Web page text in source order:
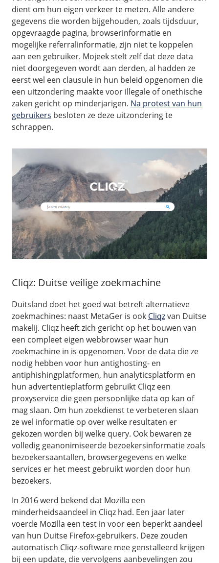
dient om hun eigen verkeer te meten. Alle andere
gegevens die worden bijgehouden, zoals tijdsduur,
opgevraagde pagina, browserinformatie en
mogelijke referralinformatie, zijn niet te koppelen
aan een gebruiker. Mojeek stelt zelf dat deze data
niet doorgegeven wordt aan derden, al hadden ze
eerst wel een clausule in hun beleid opgenomen die
een uitzondering maakte voor illegale of onethische
zaken gericht op minderjarigen. Na protest van hun
gebruikers besloten ze deze uitzondering te
schrappen.
Cliqz: Duitse veilige zoekmachine
Duitsland doet het goed wat betreft alternatieve
zoekmachines: naast MetaGer is ook Cliqzvan Duitse
makelij. Cliqz heeft zich gericht op het bouwen van
een compleet eigen webbrowser waar hun
zoekmachine in is opgenomen. Voor de data die ze
nodig hebben voor hun antighosting- en
antiphishingplatformen, hun analyticsplatform en
hun advertentieplatform gebruikt Cliqz een
proxyservice die geen persoonlijke data op kan of
mag slaan. Om hun zoekdienst te verbeteren slaan
ze wel informatie op over welke resultaten er
gekozen worden bij welke query. Ook bewaren ze
volledig geanonimiseerde bezoekersinformatie zoals
bezoekersaantallen, browsergegevens en welke
services er het meest gebruikt worden door hun
bezoekers.
In 2016 werd bekend dat Mozilla een
minderheidsaandeel in Cliqz had. Een jaar later
voerde Mozilla een test in voor een beperkt aandeel
van hun Duitse Firefox-gebruikers. Deze zouden
automatisch Cliqz-software mee genstalleerd krijgen
bij een update, die vervolgens aanbevelingen zou